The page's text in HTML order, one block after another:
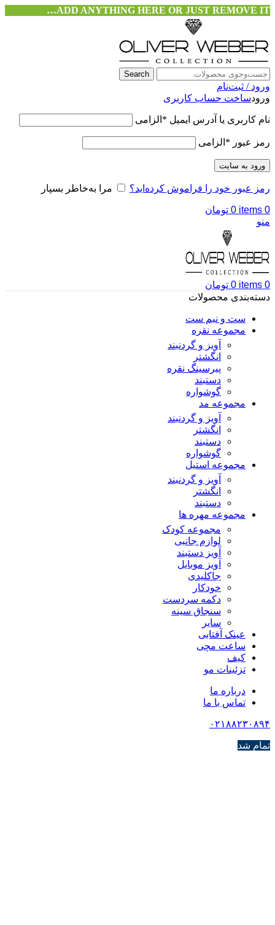
ADD ANYTHING HERE OR JUST REMOVE IT…
Search
ورود / ثبت‌نام
ورودساخت حساب کاربری
نام کاربری یا آدرس ایمیل * الزامی
رمز عبور * الزامی
ورود به سایت
رمز عبور خود را فراموش کرده‌اید؟ مرا به‌خاطر بسپار
0
items
0 تومان
منو
0
items
0 تومان
دسته‌بندی محصولات
ست و نیم ست
مجموعه نقره
آویز و گردنبند
انگشتر
پیرسینگ نقره
دستبند
گوشواره
مجموعه مد
آویز و گردنبند
انگشتر
دستبند
گوشواره
مجموعه استیل
آویز و گردنبند
انگشتر
دستبند
مجموعه مهره ها
مجموعه کودک
لوازم جانبی
آویز دستبند
آویز موبایل
جاکلیدی
خودکار
دکمه سردست
سنجاق سینه
سایر
عینک آفتابی
ساعت مچی
کیف
تزئینات مو
درباره ما
تماس با ما
۰۲۱۸۸۲۳۰۸۹۴
تمام شد